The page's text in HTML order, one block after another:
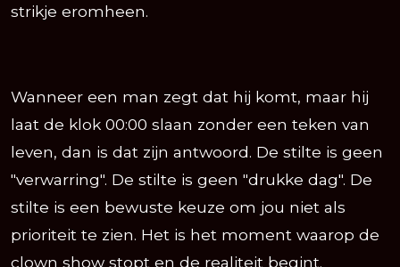
strikje eromheen.
Wanneer een man zegt dat hij komt, maar hij
laat de klok 00:00 slaan zonder een teken van
leven, dan is dat zijn antwoord. De stilte is geen
"verwarring". De stilte is geen "drukke dag". De
stilte is een bewuste keuze om jou niet als
prioriteit te zien. Het is het moment waarop de
clown show stopt en de realiteit begint.